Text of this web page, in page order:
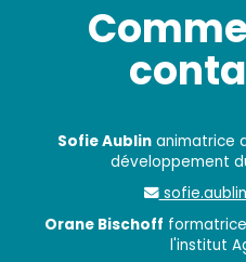
Sofie Aublin animatrice
développement
Orane Bischoff formatrice
l'institut